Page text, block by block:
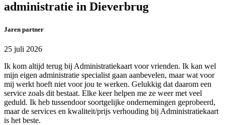
administratie in Dieverbrug
Jaren partner
25 juli 2026
Ik kom altijd terug bij Administratiekaart voor vrienden. Ik kan wel
mijn eigen administratie specialist gaan aanbevelen, maar wat voor
mij werkt hoeft niet voor jou te werken. Gelukkig dat daarom een
service zoals dit bestaat. Elke keer helpen me ze weer met veel
geduld. Ik heb tussendoor soortgelijke ondernemingen geprobeerd,
maar de services en kwaliteit/prijs verhouding bij Administratiekaart
is het beste.